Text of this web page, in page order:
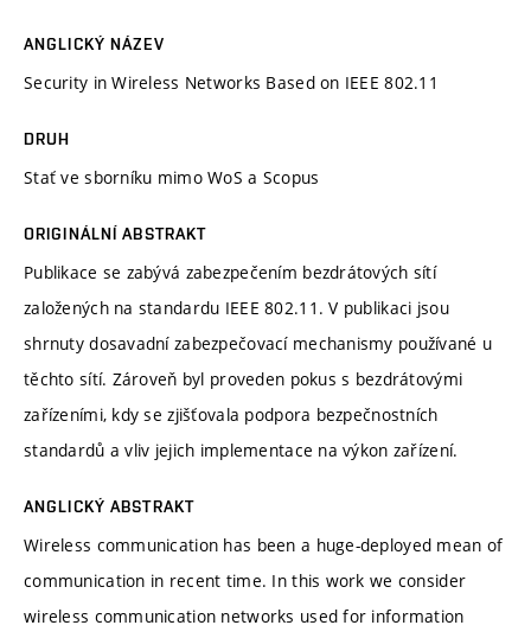
ANGLICKÝ NÁZEV
Security in Wireless Networks Based on IEEE 802.11
DRUH
Stať ve sborníku mimo WoS a Scopus
ORIGINÁLNÍ ABSTRAKT
Publikace se zabývá zabezpečením bezdrátových sítí
založených na standardu IEEE 802.11. V publikaci jsou
shrnuty dosavadní zabezpečovací mechanismy používané u
těchto sítí. Zároveň byl proveden pokus s bezdrátovými
zařízeními, kdy se zjišťovala podpora bezpečnostních
standardů a vliv jejich implementace na výkon zařízení.
ANGLICKÝ ABSTRAKT
Wireless communication has been a huge-deployed mean of
communication in recent time. In this work we consider
wireless communication networks used for information